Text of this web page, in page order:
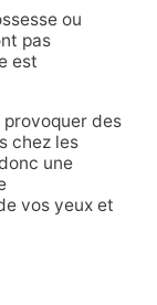
ou
pas
est
des
chez les
une
vos yeux et